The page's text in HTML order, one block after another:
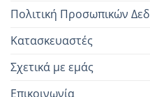
Πολιτική Προσωπικών
Κατασκευαστές
Σχετικά με εμάς
Επικοινωνία